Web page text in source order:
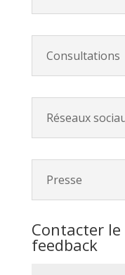
Consultations
Réseaux
Presse
Contacter
feedback